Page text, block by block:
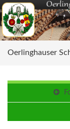
Oerlinghauser